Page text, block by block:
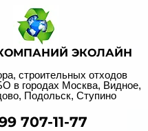
ЭКОЛАЙН
строительных отходов
в городах Москва, Видное,
Подольск, Ступино
707-11-77